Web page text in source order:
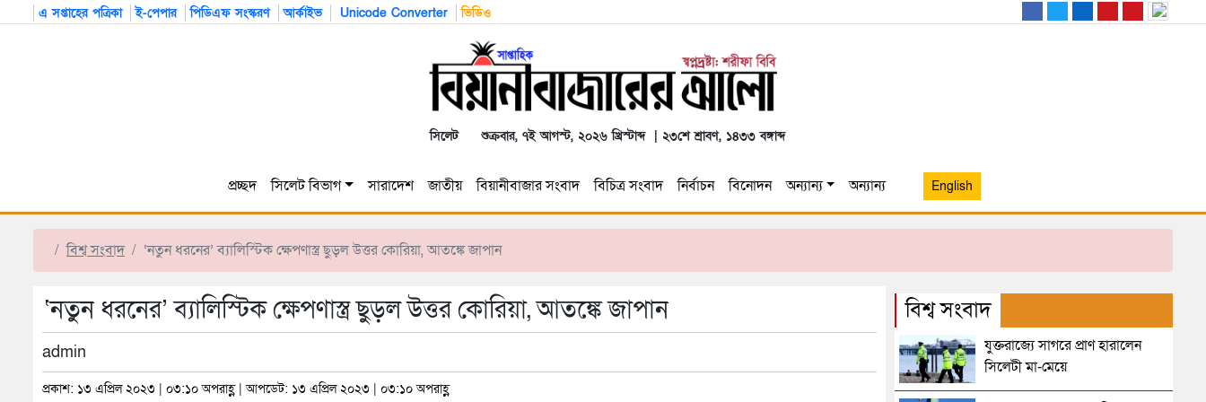
এ সপ্তাহের পত্রিকা ই-পেপার পিডিএফ সংস্করণ আর্কাইভ Unicode Converter ভিডিও
সিলেট শুক্রবার, ৭ই আগস্ট, ২০২৬ খ্রিস্টাব্দ | ২৩শে শ্রাবণ, ১৪৩৩ বঙ্গাব্দ
প্রচ্ছদ সিলেট বিভাগ সারাদেশ জাতীয় বিয়ানীবাজার সংবাদ বিচিত্র সংবাদ নির্বাচন বিনোদন অন্যান্য অন্যান্য English
বিশ্ব সংবাদ ‘নতুন ধরনের’ ব্যালিস্টিক ক্ষেপণাস্ত্র ছুড়ল উত্তর কোরিয়া, আতঙ্কে জাপান
‘নতুন ধরনের’ ব্যালিস্টিক ক্ষেপণাস্ত্র ছুড়ল উত্তর কোরিয়া, আতঙ্কে জাপান
admin
প্রকাশ: ১৩ এপ্রিল ২০২৩ | ০৩:১০ অপরাহ্ণ | আপডেট: ১৩ এপ্রিল ২০২৩ | ০৩:১০ অপরাহ্ণ
বিশ্ব সংবাদ
যুক্তরাজ্যে সাগরে প্রাণ হারালেন
সিলেটী মা-মেয়ে